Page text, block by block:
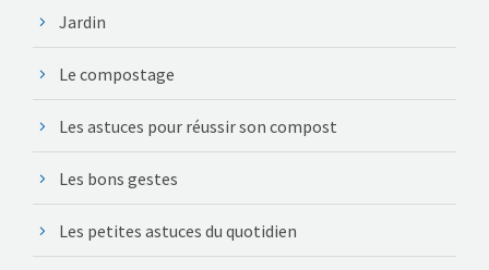
Jardin
Le compostage
Les astuces pour réussir son compost
Les bons gestes
Les petites astuces du quotidien